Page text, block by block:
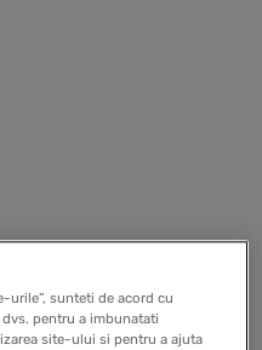
urile”, sunteti de acord cu
pentru a imbunatati
site-ului si pentru a ajuta